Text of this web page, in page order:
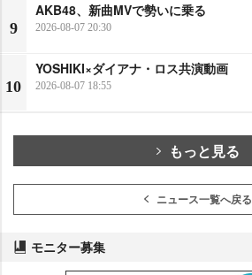
9
AKB48、新曲MVで勢いに乗る
2026-08-07 20:30
10
YOSHIKI×ダイアナ・ロス共演動画
2026-08-07 18:55
もっと見る
ニュース一覧へ戻る
モニター募集